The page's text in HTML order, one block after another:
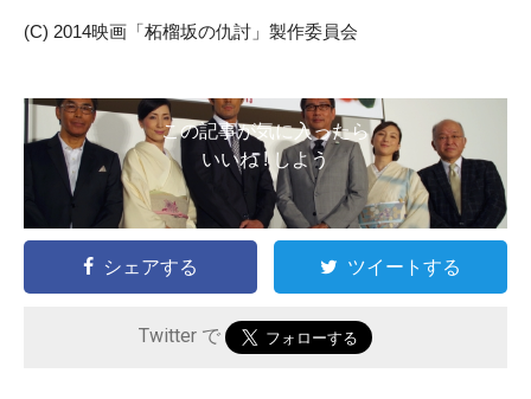
(C) 2014映画「柘榴坂の仇討」製作委員会
この記事が気に入ったら
いいね ! しよう
シェアする ツイートする
Twitter で